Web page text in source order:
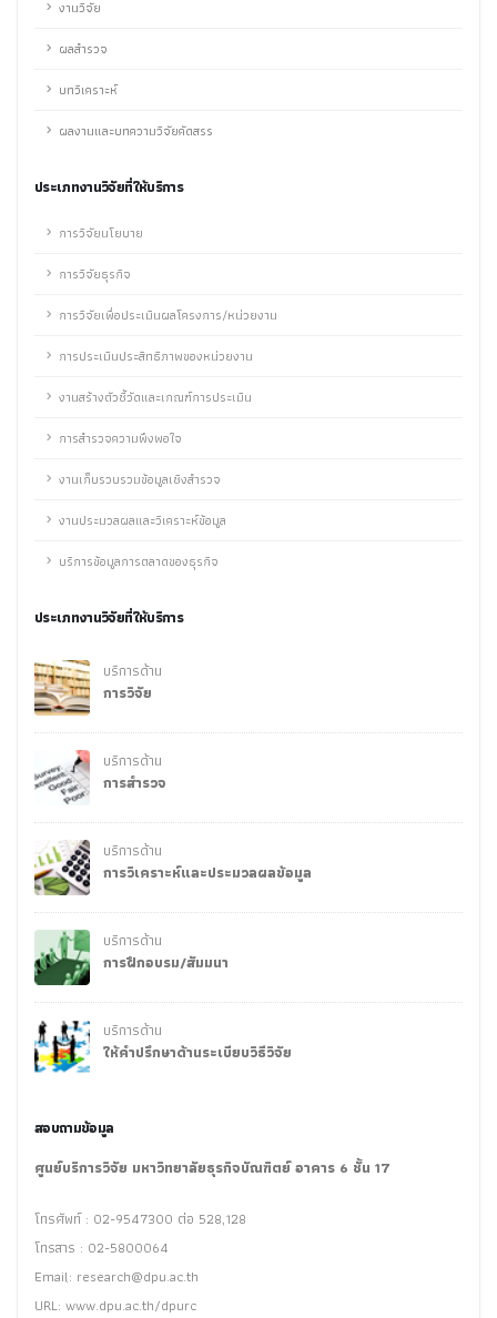
งานวิจัย
ผลสำรวจ
บทวิเคราะห์
ผลงานและบทความวิจัยคัดสรร
ประเภทงานวิจัยที่ให้บริการ
การวิจัยนโยบาย
การวิจัยธุรกิจ
การวิจัยเพื่อประเมินผลโครงการ/หน่วยงาน
การประเมินประสิทธิภาพของหน่วยงาน
งานสร้างตัวชี้วัดและเกณฑ์การประเมิน
การสำรวจความพึงพอใจ
งานเก็บรวบรวมข้อมูลเชิงสำรวจ
งานประมวลผลและวิเคราะห์ข้อมูล
บริการข้อมูลการตลาดของธุรกิจ
ประเภทงานวิจัยที่ให้บริการ
บริการด้าน
การวิจัย
บริการด้าน
การสำรวจ
บริการด้าน
การวิเคราะห์และประมวลผลข้อมูล
บริการด้าน
การฝึกอบรม/สัมมนา
บริการด้าน
ให้คำปรึกษาด้านระเบียบวิธีวิจัย
สอบถามข้อมูล
ศูนย์บริการวิจัย มหาวิทยาลัยธุรกิจบัณฑิตย์ อาคาร 6 ชั้น 17
โทรศัพท์ : 02-9547300 ต่อ 528,128
โทรสาร : 02-5800064
Email: research@dpu.ac.th
URL: www.dpu.ac.th/dpurc